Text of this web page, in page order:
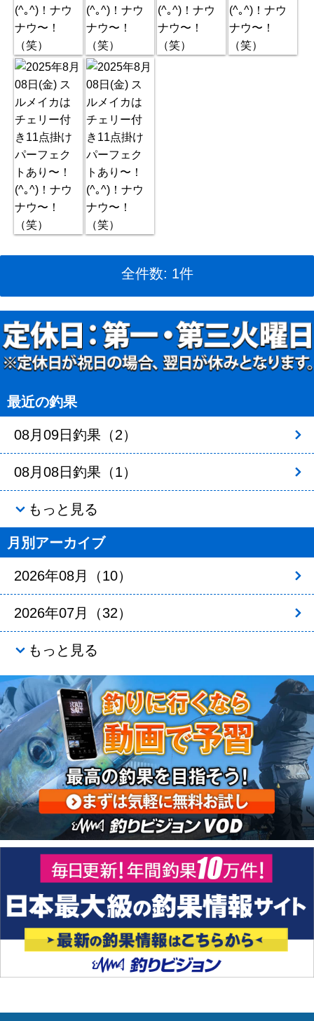
全件数: 1件
最近の釣果
08月09日釣果（2）
08月08日釣果（1）
もっと見る
月別アーカイブ
2026年08月（10）
2026年07月（32）
もっと見る